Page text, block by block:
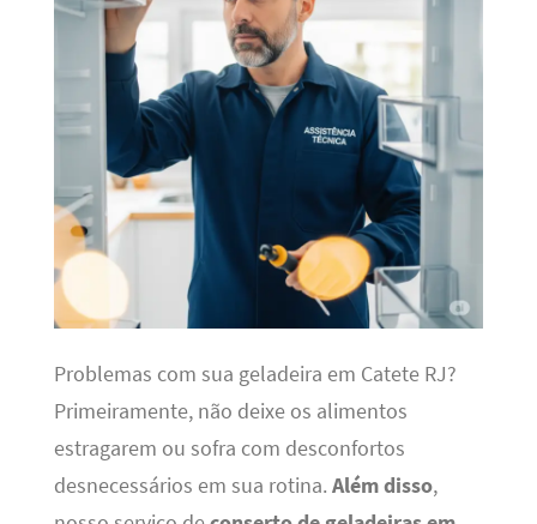
Problemas com sua geladeira em Catete RJ?
Primeiramente, não deixe os alimentos
estragarem ou sofra com desconfortos
desnecessários em sua rotina. Além disso,